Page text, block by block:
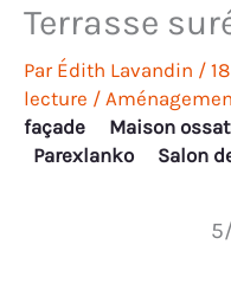
Terrasse
Par Édith Lavandin /
lecture /
façade
Maison
Parexlanko
Salon